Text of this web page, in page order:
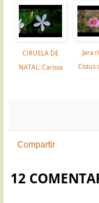
CIRUELA DE
NATAL: Carissa
Jara
Cistus
Compartir
12